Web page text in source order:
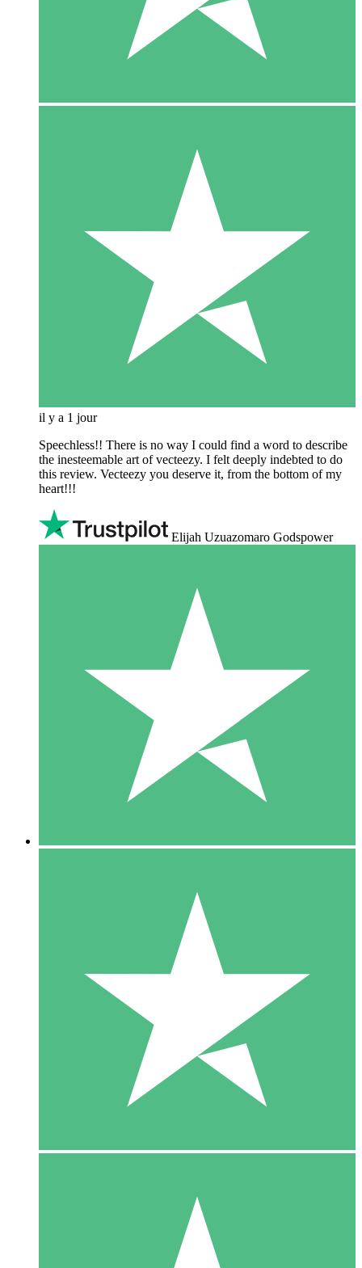
il y a 1 jour
Speechless!! There is no way I could find a word to describe
the inesteemable art of vecteezy. I felt deeply indebted to do
this review. Vecteezy you deserve it, from the bottom of my
heart!!!
Elijah Uzuazomaro Godspower